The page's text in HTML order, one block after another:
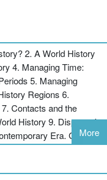
addressing all of the
contact, themes
to world history
present and future of
2. A World History
4. Managing Time:
5. Managing
Regions 6.
Contacts and the
History 9. Disputes in
Era. Glossary
More